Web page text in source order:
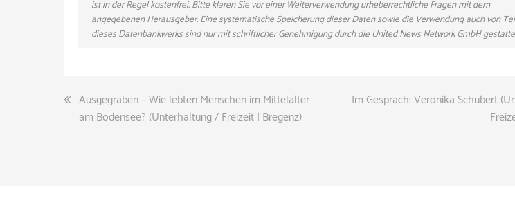
ist in der Regel kostenfrei. Bitte klären Sie vor einer Weiterverwendung urheberrechtliche Fragen mit dem
angegebenen Herausgeber. Eine systematische Speicherung dieser Daten sowie die Verwendung auch von
dieses Datenbankwerks sind nur mit schriftlicher Genehmigung durch die United News Network GmbH
Beitragsnavigation
Ausgegraben – Wie lebten Menschen im Mittelalter
am Bodensee? (Unterhaltung / Freizeit | Bregenz)
Im Gespräch: Veronika Schubert